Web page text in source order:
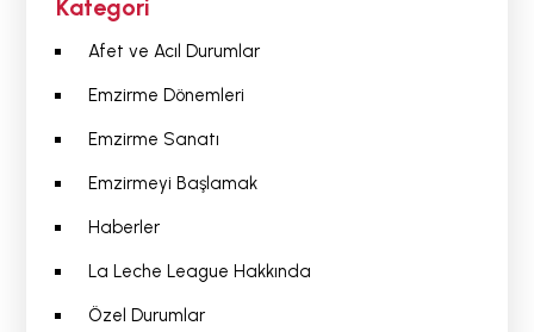
Kategori
Afet ve Acıl Durumlar
Emzirme Dönemleri
Emzirme Sanatı
Emzirmeyi Başlamak
Haberler
La Leche League Hakkında
Özel Durumlar